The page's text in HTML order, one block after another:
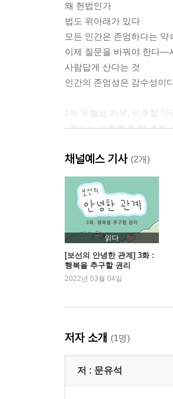
왜 헌법인가
법도 위아래가 있다
모든 인간은 존엄하다는 약
이제 질문을 바꿔야 한다―
사람답게 산다는 것
인간의 존엄성은 감수성이
_우리는 서로를 볼 때 흐린
법치주의라는 사고방식
‘자유’의 연대기
유별날 자유, 비루할 자유,
나는 나를 파괴할 권리가
인간이라는 이름의 공해
3부 선의만으로 충분치 않다
_세상의 갈등 중 많은 경우
성폭력은 자유에 대한 죄
과잉금지의 원칙
아름다운 판결과 냉정한 판결
채널예스 기사 (2개)
읽다
[보선의 안녕한 관계] 3화 :
행복을 추구할 권리
2022년 03월 04일
저자 소개 (1명)
저 : 문유석